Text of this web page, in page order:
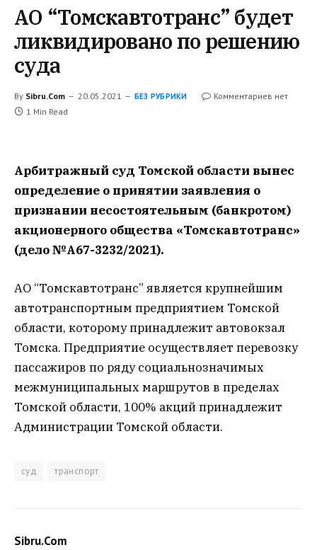
АО “Томскавтотранс” будет
ликвидировано по решению
суда
By Sibru.Com 20.05.2021 БЕЗ РУБРИКИ
Комментариев нет
1 Min Read
Арбитражный суд Томской области вынес
определение о принятии заявления о
признании несостоятельным (банкротом)
акционерного общества «Томскавтотранс»
(дело №А67-3232/2021).
АО “Томскавтотранс” является крупнейшим
автотранспортным предприятием Томской
области, которому принадлежит автовокзал
Томска. Предприятие осуществляет перевозку
пассажиров по ряду социальнозначимых
межмуниципальных маршрутов в пределах
Томской области, 100% акций принадлежит
Администрации Томской области.
суд транспорт
Sibru.Com